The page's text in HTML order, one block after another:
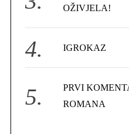
OŽIVJELA!
IGROKAZ
PRVI
ROMANA